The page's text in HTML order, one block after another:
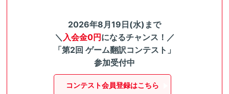
2026年8月19日(水)まで
＼ 入会金0円になるチャンス！／
「第2回 ゲーム翻訳コンテスト」
参加受付中
コンテスト会員登録はこちら